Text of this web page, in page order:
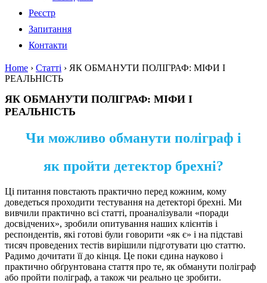
Реєстр
Запитання
Контакти
Home › Статті › ЯК ОБМАНУТИ ПОЛІГРАФ: МІФИ І
РЕАЛЬНІСТЬ
ЯК ОБМАНУТИ ПОЛІГРАФ: МІФИ І
РЕАЛЬНІСТЬ
Чи можливо обманути поліграф і
як пройти детектор брехні?
Ці питання повстають практично перед кожним, кому
доведеться проходити тестування на детекторі брехні. Ми
вивчили практично всі статті, проаналізували «поради
досвідчених», зробили опитування наших клієнтів і
респондентів, які готові були говорити «як є» і на підставі
тисяч проведених тестів вирішили підготувати цю статтю.
Радимо дочитати її до кінця. Це поки єдина науково і
практично обґрунтована стаття про те, як обманути поліграф
або пройти поліграф, а також чи реально це зробити.